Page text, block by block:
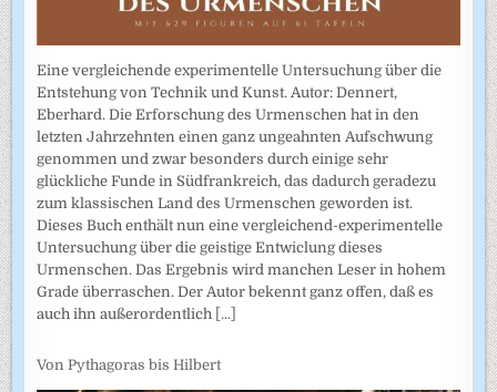
Eine vergleichende experimentelle Untersuchung über die
Entstehung von Technik und Kunst. Autor: Dennert,
Eberhard. Die Erforschung des Urmenschen hat in den
letzten Jahrzehnten einen ganz ungeahnten Aufschwung
genommen und zwar besonders durch einige sehr
glückliche Funde in Südfrankreich, das dadurch geradezu
zum klassischen Land des Urmenschen geworden ist.
Dieses Buch enthält nun eine vergleichend-experimentelle
Untersuchung über die geistige Entwiclung dieses
Urmenschen. Das Ergebnis wird manchen Leser in hohem
Grade überraschen. Der Autor bekennt ganz offen, daß es
auch ihn außerordentlich [...]
Von Pythagoras bis Hilbert